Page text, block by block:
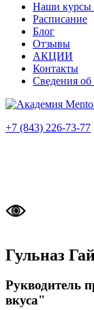
Наши курсы
Расписание
Блог
Отзывы
АКЦИИ
Контакты
Сведения об
+7 (843) 226-73-77
Гульназ
Рукводитель
вкуса"